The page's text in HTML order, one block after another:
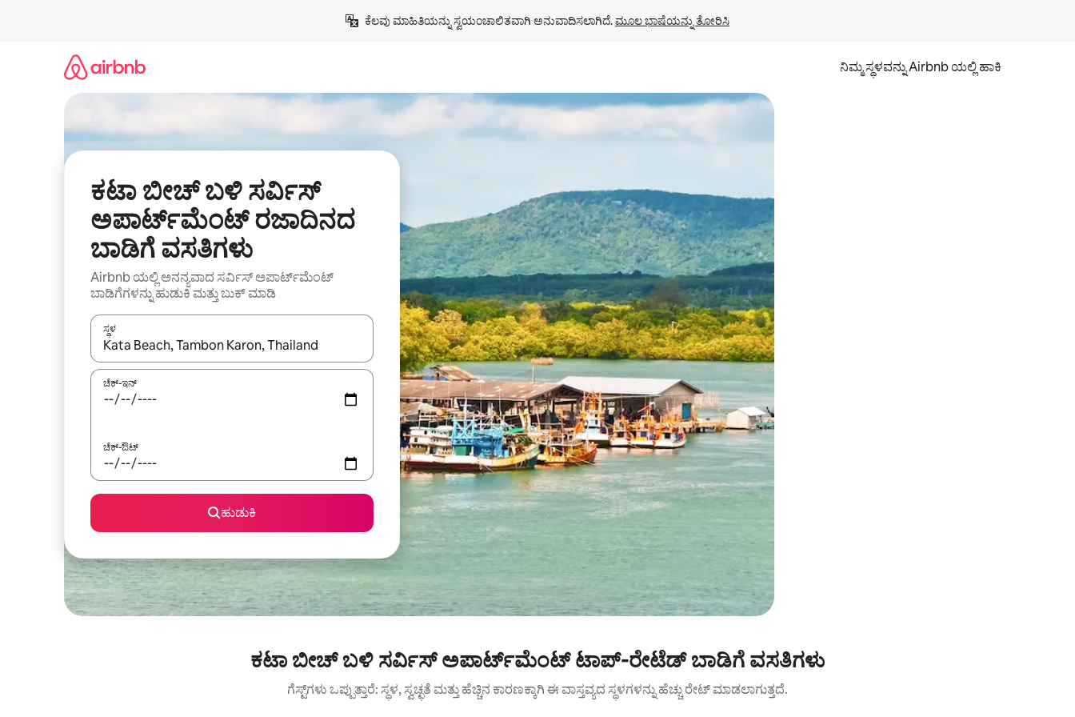
ಕೆಲವು ಮಾಹಿತಿಯನ್ನು ಸ್ವಯಂಚಾಲಿತವಾಗಿ ಅನುವಾದಿಸಲಾಗಿದೆ. ಮೂಲ ಭಾಷೆಯನ್ನು ತೋರಿಸಿ
ನಿಮ್ಮ ಸ್ಥಳವನ್ನು Airbnb ಯಲ್ಲಿ ಹಾಕಿ
ಕಟಾ ಬೀಚ್ ಬಳಿ ಸರ್ವಿಸ್
ಅಪಾರ್ಟ್‌ಮೆಂಟ್ ರಜಾದಿನದ
ಬಾಡಿಗೆ ವಸತಿಗಳು
Airbnb ಯಲ್ಲಿ ಅನನ್ಯವಾದ ಸರ್ವಿಸ್ ಅಪಾರ್ಟ್‌ಮೆಂಟ್
ಬಾಡಿಗೆಗಳನ್ನು ಹುಡುಕಿ ಮತ್ತು ಬುಕ್ ಮಾಡಿ
ಸ್ಥಳ
ಫಲಿತಾಂಶಗಳು ಲಭ್ಯವಿರುವಾಗ, ಅಪ್ ಮತ್ತು ಡೌನ್ ಬಾಣದ ಕೀಲಿಗಳೊಂದಿಗೆ ನ್ಯಾವಿಗೇಟ್ ಮಾಡಿ ಅಥವಾ ಸ್ಪರ್ಶ ಅಥವಾ ಸ್ವೈಪ್ ಗೆಸ್ಚರ್‌ಗಳ ಮೂಲಕ ಅನ್ವೇಷಿಸಿ.
ಚೆಕ್-ಇನ್
ಚೆಕ್-ಔಟ್
ಹುಡುಕಿ
ಕಟಾ ಬೀಚ್ ಬಳಿ ಸರ್ವಿಸ್ ಅಪಾರ್ಟ್‌ಮೆಂಟ್ ಟಾಪ್-ರೇಟೆಡ್ ಬಾಡಿಗೆ ವಸತಿಗಳು
ಗೆಸ್ಟ್‌ಗಳು ಒಪ್ಪುತ್ತಾರೆ: ಸ್ಥಳ, ಸ್ವಚ್ಛತೆ ಮತ್ತು ಹೆಚ್ಚಿನ ಕಾರಣಕ್ಕಾಗಿ ಈ ವಾಸ್ತವ್ಯದ ಸ್ಥಳಗಳನ್ನು ಹೆಚ್ಚು ರೇಟ್ ಮಾಡಲಾಗುತ್ತದೆ.